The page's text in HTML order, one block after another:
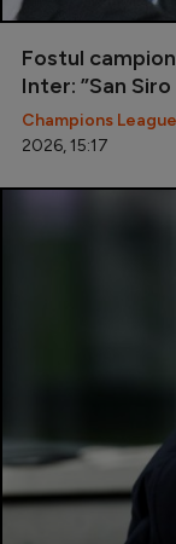
Fostul
Inter: ”San
Champions League
2026, 15:17